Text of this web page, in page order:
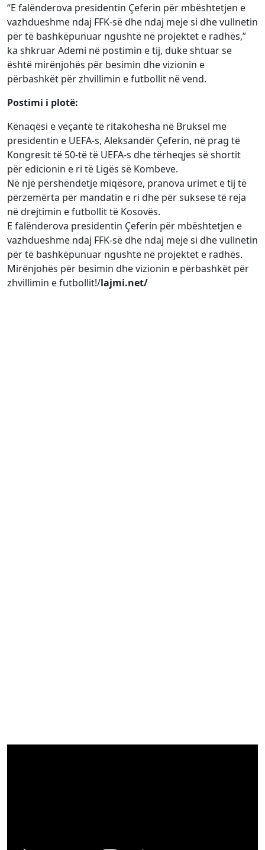
“E falënderova presidentin Çeferin për mbështetjen e
vazhdueshme ndaj FFK-së dhe ndaj meje si dhe vullnetin
për të bashkëpunuar ngushtë në projektet e radhës,”
ka shkruar Ademi në postimin e tij, duke shtuar se
është mirënjohës për besimin dhe vizionin e
përbashkët për zhvillimin e futbollit në vend.
Postimi i plotë:
Kënaqësi e veçantë të ritakohesha në Bruksel me
presidentin e UEFA-s, Aleksandër Çeferin, në prag të
Kongresit të 50-të të UEFA-s dhe tërheqjes së shortit
për edicionin e ri të Ligës së Kombeve.
Në një përshëndetje miqësore, pranova urimet e tij të
përzemërta për mandatin e ri dhe për suksese të reja
në drejtimin e futbollit të Kosovës.
E falënderova presidentin Çeferin për mbështetjen e
vazhdueshme ndaj FFK-së dhe ndaj meje si dhe vullnetin
për të bashkëpunuar ngushtë në projektet e radhës.
Mirënjohës për besimin dhe vizionin e përbashkët për
zhvillimin e futbollit!/lajmi.net/